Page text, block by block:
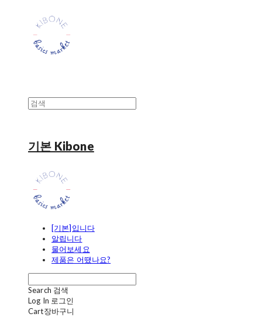
기본 Kibone
[기본]입니다
알립니다
물어보세요
제품은 어땠나요?
Search 검색
Log In 로그인
Cart장바구니